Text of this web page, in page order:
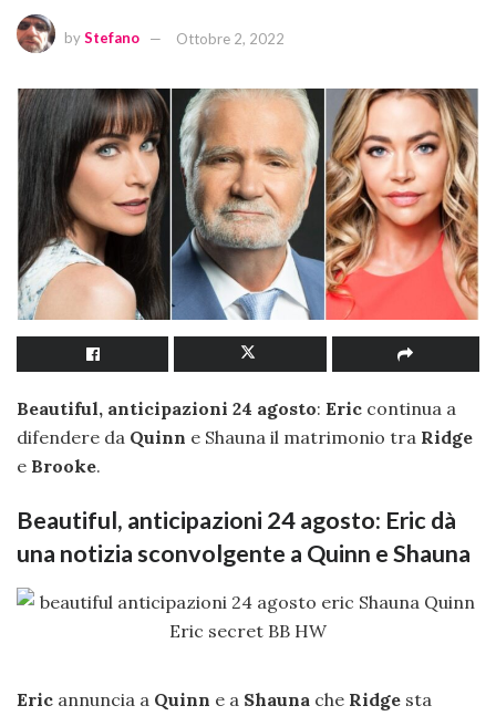
byStefano Ottobre 2, 2022
Beautiful, anticipazioni 24 agosto: Eric continua a
difendere da Quinn e Shauna il matrimonio tra Ridge
e Brooke.
Beautiful, anticipazioni 24 agosto: Eric dà
una notizia sconvolgente a Quinn e Shauna
Eric annuncia a Quinn e a Shauna che Ridge sta